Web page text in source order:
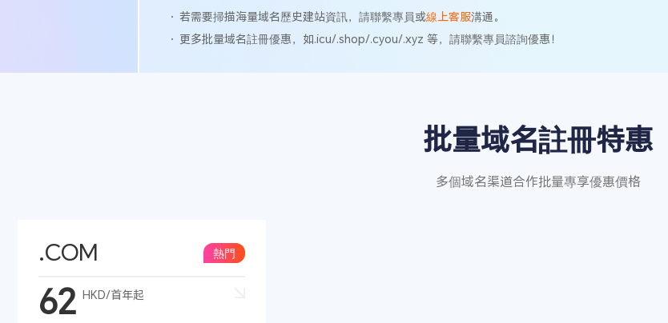
若需要掃描海量域名歷史建站資訊，請聯繫專員或線上客服溝通。
更多批量域名註冊優惠，如.icu/.shop/.cyou/.xyz 等，請聯繫專員諮詢優惠！
批量域名註冊特惠
多個域名渠道合作批量專享優惠價格
.COM 熱門
62 HKD/首年起